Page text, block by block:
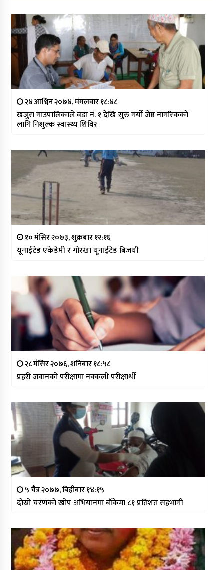
२४ आश्विन २०७४, मंगलवार १८:४८
खजुरा गाउपालिकाले वडा नं. १ देखि सुरु गर्यो जेष्ठ नागरिकको
लागि निशुल्क स्वास्थ्य शिविर
१० मंसिर २०७३, शुक्रबार १२:१६
यूनाईटेड एकेडेमी र गोरखा यूनाईटेड बिजयी
२८ मंसिर २०७६, शनिबार १८:५८
प्रहरी जवानको परीक्षामा नक्कली परीक्षार्थी
५ चैत्र २०७७, बिहीबार १४:१५
दोस्रो चरणको खोप अभियानमा बाँकेमा ८१ प्रतिशत सहभागी